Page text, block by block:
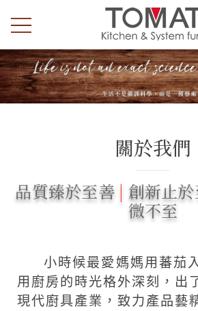
關於我們
品質臻於至善 | 創新止
微不至
小時候最愛媽媽用蕃茄
用廚房的時光格外深刻，出
現代廚具產業，致力產品藝